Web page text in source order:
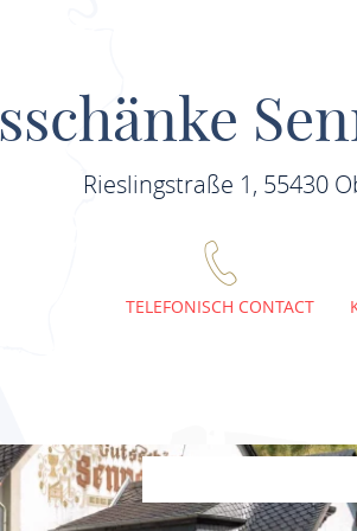
Rieslingstraße 1, 55430
TELEFONISCH CONTACT